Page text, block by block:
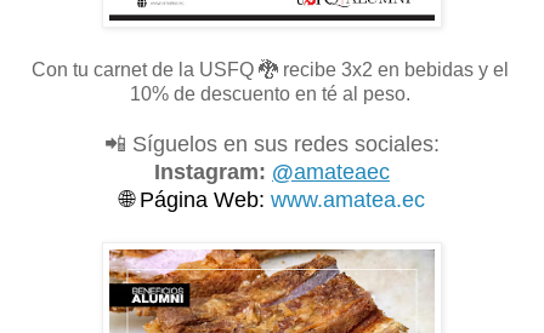
Con tu carnet de la USFQ 🐉 recibe 3x2 en bebidas y el
10% de descuento en té al peso.
📲 Síguelos en sus redes sociales:
Instagram: @amateaec
🌐 Página Web: www.amatea.ec